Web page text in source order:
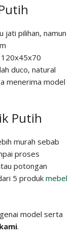
jati pilihan, namun
duco, natural
menerima model
Putih
murah sebab
proses
potongan
5 produk mebel
model serta
.